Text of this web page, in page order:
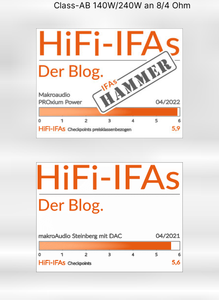
Class-AB 140W/240W an 8/4 Ohm